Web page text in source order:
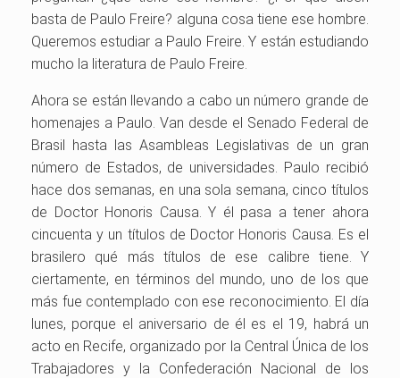
basta de Paulo Freire? alguna cosa tiene ese hombre.
Queremos estudiar a Paulo Freire. Y están estudiando
mucho la literatura de Paulo Freire.
Ahora se están llevando a cabo un número grande de
homenajes a Paulo. Van desde el Senado Federal de
Brasil hasta las Asambleas Legislativas de un gran
número de Estados, de universidades. Paulo recibió
hace dos semanas, en una sola semana, cinco títulos
de Doctor Honoris Causa. Y él pasa a tener ahora
cincuenta y un títulos de Doctor Honoris Causa. Es el
brasilero qué más títulos de ese calibre tiene. Y
ciertamente, en términos del mundo, uno de los que
más fue contemplado con ese reconocimiento. El día
lunes, porque el aniversario de él es el 19, habrá un
acto en Recife, organizado por la Central Única de los
Trabajadores y la Confederación Nacional de los